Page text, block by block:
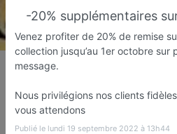
Las Palmas de
-20% supplémentaires
Venez profiter de 20% de remise
collection jusqu’au 1er octobre sur
message.
Nous privilégions nos clients
vous attendons
Publié le lundi 19 septembre 2022 à 13h44